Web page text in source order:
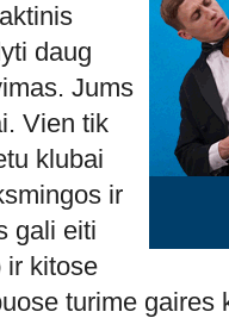
daug
Jums
Vien tik
klubai
ir
gali eiti
ir kitose
turime gaires